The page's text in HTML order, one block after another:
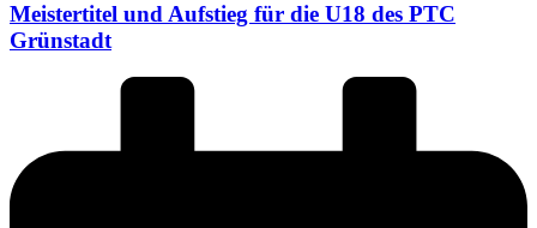
Meistertitel und Aufstieg für die U18 des PTC
Grünstadt